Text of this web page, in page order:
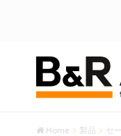
Home 製品 セ